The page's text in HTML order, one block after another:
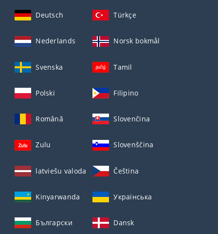
Deutsch Türkçe
Nederlands Norsk bokmål
Svenska Tamil
Polski Filipino
Română Slovenčina
Zulu Slovenščina
latviešu valoda Čeština
Kinyarwanda Українська
Български Dansk